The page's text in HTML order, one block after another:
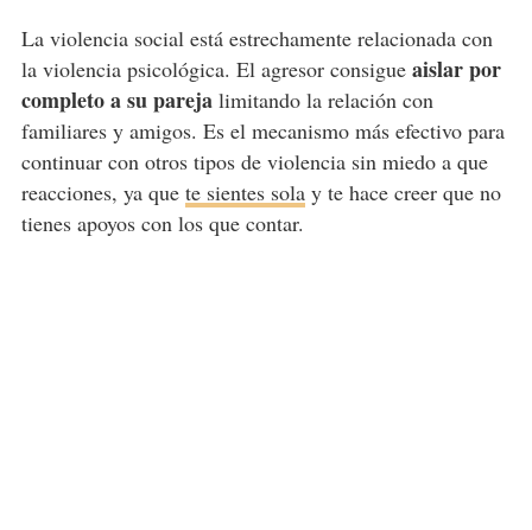
La violencia social está estrechamente relacionada con
la violencia psicológica. El agresor consigue aislar por
completoa su parejalimitando la relación con
familiares y amigos. Es el mecanismo más efectivo para
continuar con otros tipos de violencia sin miedo a que
reacciones, ya que te sientes solay te hace creer que no
tienes apoyos con los que contar.